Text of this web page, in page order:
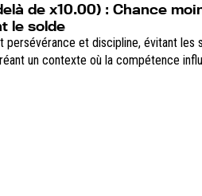
de x10.00) : Chance
le solde
persévérance et discipline, évitant
un contexte où la compétence